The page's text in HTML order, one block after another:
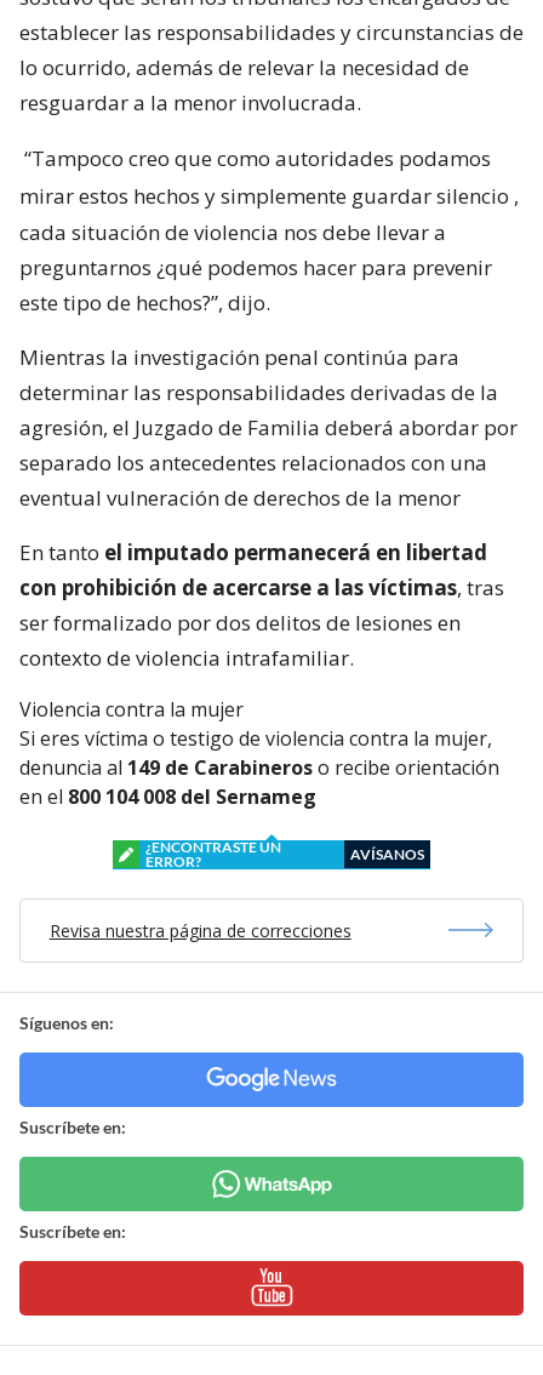
establecer las responsabilidades y circunstancias de
lo ocurrido, además de relevar la necesidad de
resguardar a la menor involucrada.
“Tampoco creo que como autoridades podamos
mirar estos hechos y simplemente guardar silencio ,
cada situación de violencia nos debe llevar a
preguntarnos ¿qué podemos hacer para prevenir
este tipo de hechos?”, dijo.
Mientras la investigación penal continúa para
determinar las responsabilidades derivadas de la
agresión, el Juzgado de Familia deberá abordar por
separado los antecedentes relacionados con una
eventual vulneración de derechos de la menor
En tanto el imputado permanecerá en libertad
con prohibición de acercarse a las víctimas, tras
ser formalizado por dos delitos de lesiones en
contexto de violencia intrafamiliar.
Violencia contra la mujer
Si eres víctima o testigo de violencia contra la mujer,
denuncia al 149 de Carabineroso recibe orientación
en el 800 104 008 del Sernameg
¿ENCONTRASTE UN
ERROR?
AVÍSANOS
Revisa nuestra página de correcciones
Síguenos en:
Suscríbete en:
Suscríbete en: